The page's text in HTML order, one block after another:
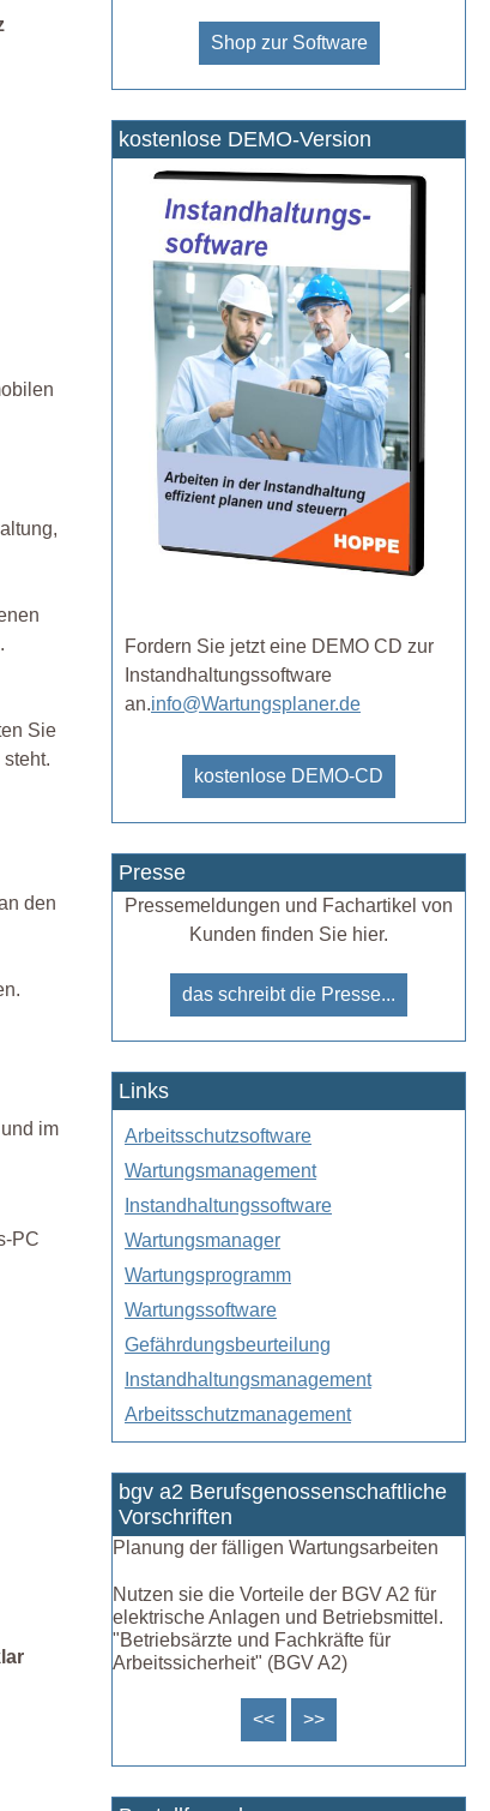
Sie
den
im
PC
Shop zur Software
kostenlose DEMO-Version
Fordern Sie jetzt eine DEMO CD zur
Instandhaltungssoftware
an.info@Wartungsplaner.de
kostenlose DEMO-CD
Presse
Pressemeldungen und Fachartikel von
Kunden finden Sie hier.
das schreibt die Presse...
Links
Arbeitsschutzsoftware
Wartungsmanagement
Instandhaltungssoftware
Wartungsmanager
Wartungsprogramm
Wartungssoftware
Gefährdungsbeurteilung
Instandhaltungsmanagement
Arbeitsschutzmanagement
bgv a2 Berufsgenossenschaftliche
Vorschriften
Planung der fälligen Wartungsarbeiten
Nutzen sie die Vorteile der BGV A2 für
elektrische Anlagen und Betriebsmittel.
"Betriebsärzte und Fachkräfte für
Arbeitssicherheit" (BGV A2)
<< >>